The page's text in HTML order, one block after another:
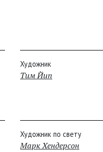
Художник
Тим Йип
Художник по свету
Марк Хендерсон